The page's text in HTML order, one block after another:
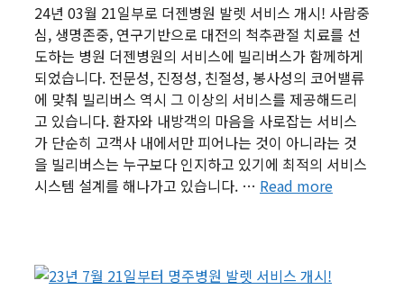
24년 03월 21일부로 더젠병원 발렛 서비스 개시! 사람중
심, 생명존중, 연구기반으로 대전의 척추관절 치료를 선
도하는 병원 더젠병원의 서비스에 빌리버스가 함께하게
되었습니다. 전문성, 진정성, 친절성, 봉사성의 코어밸류
에 맞춰 빌리버스 역시 그 이상의 서비스를 제공해드리
고 있습니다. 환자와 내방객의 마음을 사로잡는 서비스
가 단순히 고객사 내에서만 피어나는 것이 아니라는 것
을 빌리버스는 누구보다 인지하고 있기에 최적의 서비스
시스템 설계를 해나가고 있습니다. … Read more